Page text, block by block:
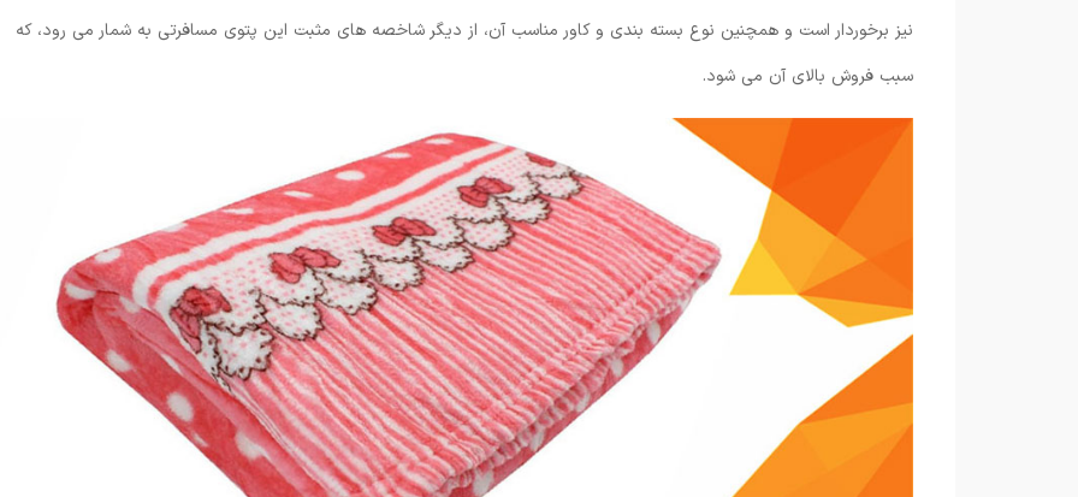
نیز برخوردار است و همچنین نوع بسته بندی و کاور مناسب آن، از دیگر شاخصه های مثبت این پتوی مسافرتی به شمار می رود، که
سبب فروش بالای آن می شود.